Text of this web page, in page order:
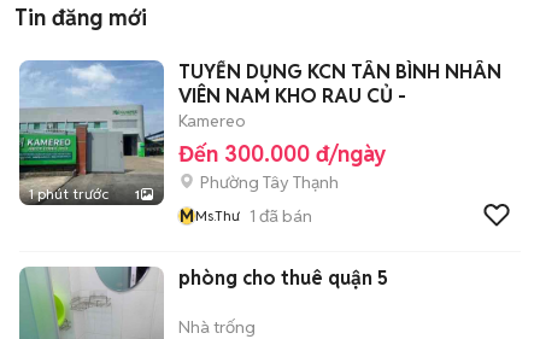
Tin đăng mới
1 phút trước 1
TUYỂN DỤNG KCN TÂN BÌNH NHÂN
VIÊN NAM KHO RAU CỦ -
Kamereo
Đến 300.000 đ/ngày
Phường Tây Thạnh
MMs.Thư 1 đã bán
phòng cho thuê quận 5
Nhà trống